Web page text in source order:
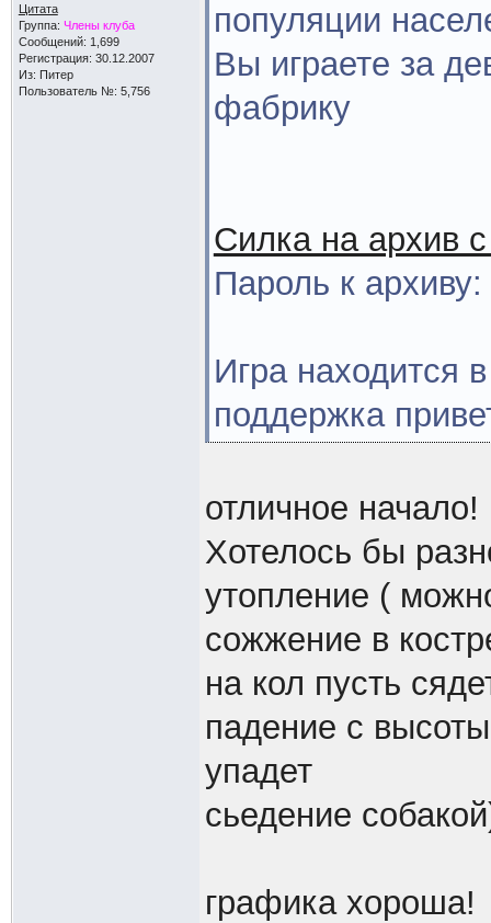
Цитата
Группа: Члены клуба
Сообщений: 1,699
Регистрация: 30.12.2007
Из: Питер
Пользователь №: 5,756
популяции
Вы играете за
фабрику
Силка на архив с
Пароль к
Игра находится
поддержка
отличное начало!
Хотелось бы
утопление (
сожжение в
на кол пусть
падение с
упадет
сьедение
графика хороша!